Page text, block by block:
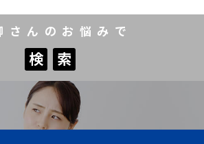
さんのお悩みで
検 索
検 索